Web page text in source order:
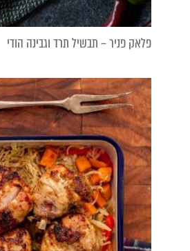
פלאק פניר – תבשיל תרד וגבינה הודי